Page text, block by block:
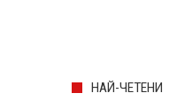
НАЙ-ЧЕТЕНИ